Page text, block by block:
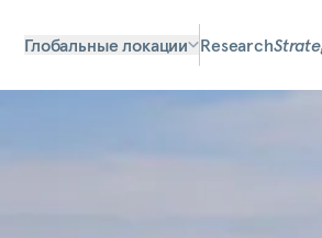
Глобальные локации Research